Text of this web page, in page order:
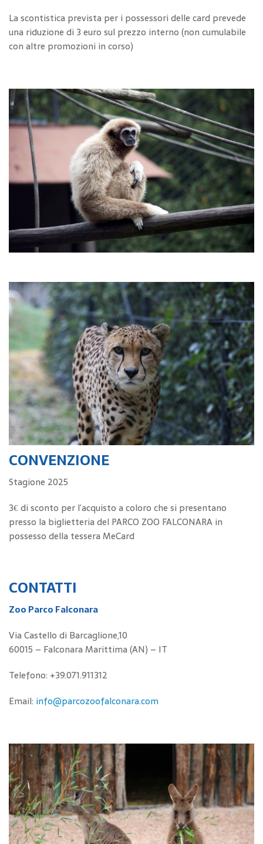
La scontistica prevista per i possessori delle card prevede
una riduzione di 3 euro sul prezzo interno (non cumulabile
con altre promozioni in corso)
CONVENZIONE
Stagione 2025
3€ di sconto per l’acquisto a coloro che si presentano
presso la biglietteria del PARCO ZOO FALCONARA in
possesso della tessera MeCard
CONTATTI
Zoo Parco Falconara
Via Castello di Barcaglione,10
60015 – Falconara Marittima (AN) – IT
Telefono: +39.071.911312
Email: info@parcozoofalconara.com